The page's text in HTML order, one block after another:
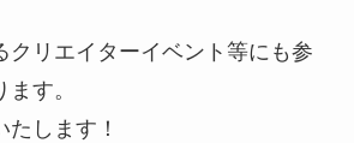
クリエイターイベント等にも参
す。
します！